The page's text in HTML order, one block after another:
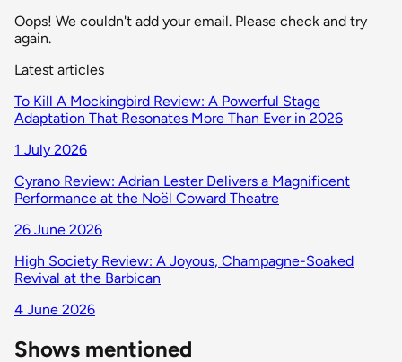
Oops! We couldn't add your email. Please check and try
again.
Latest articles
To Kill A Mockingbird Review: A Powerful Stage
Adaptation That Resonates More Than Ever in 2026
1 July 2026
Cyrano Review: Adrian Lester Delivers a Magnificent
Performance at the Noël Coward Theatre
26 June 2026
High Society Review: A Joyous, Champagne-Soaked
Revival at the Barbican
4 June 2026
Shows mentioned